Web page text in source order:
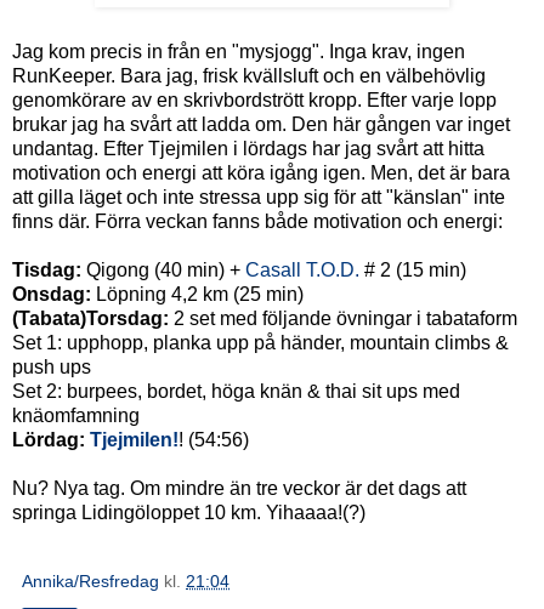
Jag kom precis in från en "mysjogg". Inga krav, ingen
RunKeeper. Bara jag, frisk kvällsluft och en välbehövlig
genomkörare av en skrivbordstrött kropp. Efter varje lopp
brukar jag ha svårt att ladda om. Den här gången var inget
undantag. Efter Tjejmilen i lördags har jag svårt att hitta
motivation och energi att köra igång igen. Men, det är bara
att gilla läget och inte stressa upp sig för att "känslan" inte
finns där. Förra veckan fanns både motivation och energi:
Tisdag: Qigong (40 min) + Casall T.O.D. # 2 (15 min)
Onsdag: Löpning 4,2 km (25 min)
(Tabata)Torsdag: 2 set med följande övningar i tabataform
Set 1: upphopp, planka upp på händer, mountain climbs &
push ups
Set 2: burpees, bordet, höga knän & thai sit ups med
knäomfamning
Lördag: Tjejmilen!! (54:56)
Nu? Nya tag. Om mindre än tre veckor är det dags att
springa Lidingöloppet 10 km. Yihaaaa!(?)
Annika/Resfredag kl. 21:04